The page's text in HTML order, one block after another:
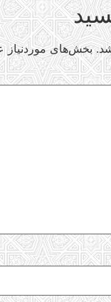
بخش‌های موردنیاز